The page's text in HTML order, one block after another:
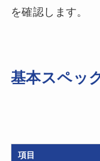
を確認します。
基本スペッ
項目